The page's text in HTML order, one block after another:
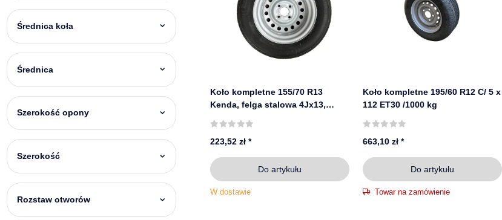
Koło kompletne 155/70 R13
Kenda, felga stalowa 4Jx13,
223,52 zł*
Do artykułu
W dostawie
Koło kompletne 195/60 R12 C/ 5 x
112 ET30 /1000 kg
663,10 zł*
Do artykułu
Towar na zamówienie
Średnica koła
Średnica
Szerokość opony
Szerokość
Rozstaw otworów